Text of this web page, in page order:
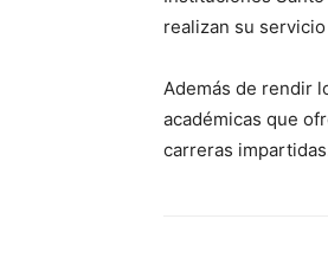
realizan su
Además de rendir
académicas que
carreras